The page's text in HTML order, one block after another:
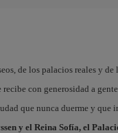
de los palacios reales y de
con generosidad a
que nunca duerme y que
y el Reina Sofía, el